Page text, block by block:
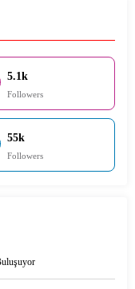
5.1k
Followers
55k
Followers